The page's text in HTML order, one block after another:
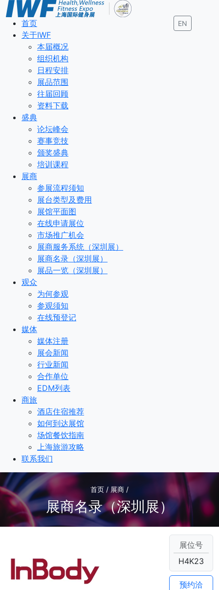
EN
首页
关于IWF
本届概况
组织机构
日程安排
展品范围
往届回顾
资料下载
盛典
论坛峰会
赛事竞技
颁奖盛典
培训课程
展商
参展流程须知
展台类型及费用
展馆平面图
在线申请展位
市场推广机会
展商服务系统（深圳展）
展商名录（深圳展）
展品一览（深圳展）
观众
为何参观
参观须知
在线预登记
媒体
媒体注册
展会新闻
行业新闻
合作单位
EDM列表
商旅
酒店住宿推荐
如何到达展馆
场馆餐饮指南
上海旅游攻略
联系我们
首页 / 展商 /
展商名录（深圳展）
展位号
H4K23
预约洽